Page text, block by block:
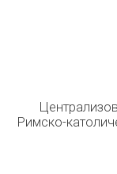
Римско-